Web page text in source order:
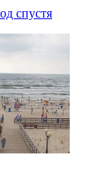
спустя